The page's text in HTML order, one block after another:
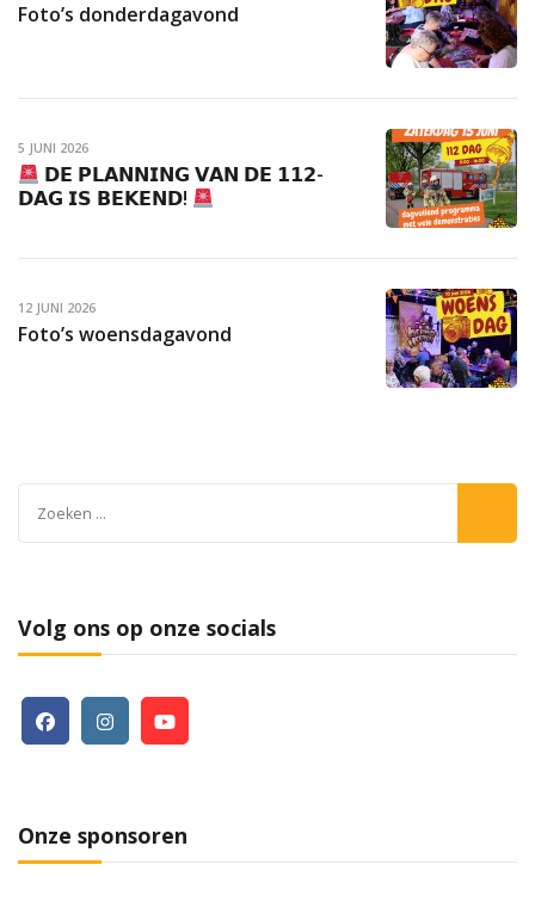
Foto’s donderdagavond
5 JUNI 2026
𝗗𝗘 𝗣𝗟𝗔𝗡𝗡𝗜𝗡𝗚 𝗩𝗔𝗡 𝗗𝗘 𝟭𝟭𝟮-
𝗗𝗔𝗚 𝗜𝗦 𝗕𝗘𝗞𝗘𝗡𝗗!
12 JUNI 2026
Foto’s woensdagavond
Volg ons op onze socials
Onze sponsoren